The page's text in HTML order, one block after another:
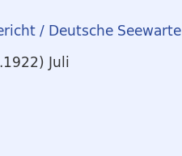
/ Deutsche Seewarte
Juli